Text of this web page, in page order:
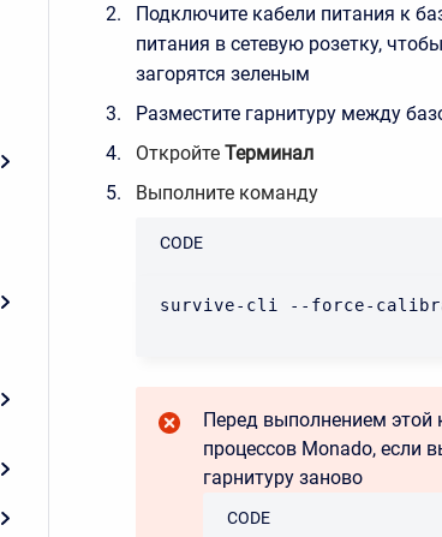
Подключите кабели питания к
питания в сетевую розетку,
загорятся зеленым
Разместите гарнитуру между
Откройте Терминал
Выполните команду
survive-cli --force-
CODE
Перед выполнением
процессов Monado, если
гарнитуру заново
CODE